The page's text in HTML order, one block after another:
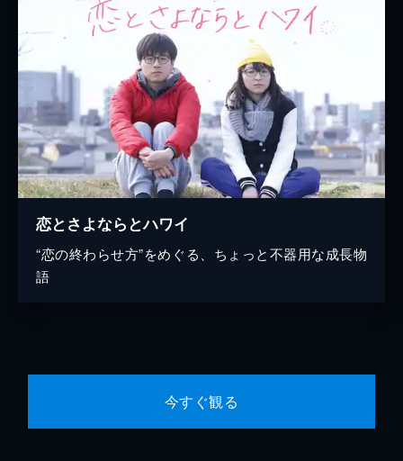
恋とさよならとハワイ
“恋の終わらせ方”をめぐる、ちょっと不器用な成長物
語
今すぐ観る